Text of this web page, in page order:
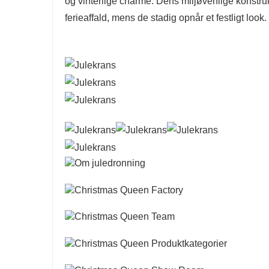
ferieaffald, mens de stadig opnår et festligt look.